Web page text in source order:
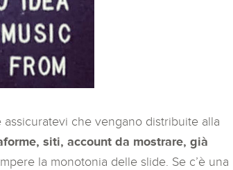
che vengano distribuite alla
siti, account da mostrare, già
la monotonia delle slide. Se c’è una